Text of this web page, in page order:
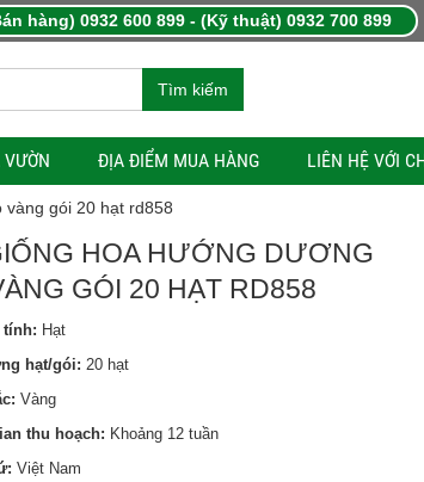
hàng) 0932 600 899 - (Kỹ thuật) 0932 700 899
Tìm kiếm
ĐỊA ĐIỂM MUA HÀNG LIÊN HỆ VỚI
gói 20 hạt rd858
HOA HƯỚNG DƯƠNG
GÓI 20 HẠT RD858
Hạt
hạt/gói: 20 hạt
Vàng
thu hoạch: Khoảng 12 tuần
Việt Nam